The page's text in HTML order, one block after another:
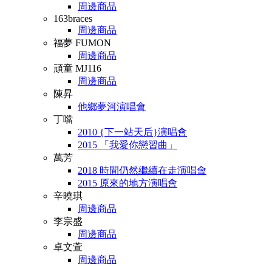
周邊商品
163braces
周邊商品
福夢 FUMON
周邊商品
頑童 MJ116
周邊商品
陳昇
他鄉夢河演唱會
丁噹
2010 {下一站天后}演唱會
2015 「我愛你戀習曲」
萬芳
2018 時間仍然繼續在走演唱會
2015 原來的地方演唱會
辛曉琪
周邊商品
李宗盛
周邊商品
卓文萱
周邊商品